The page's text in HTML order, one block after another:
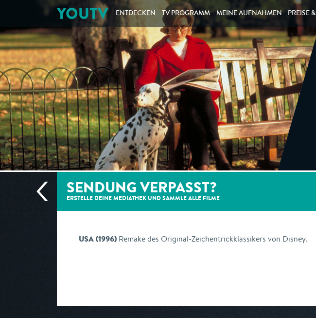
YOUTV ENTDECKEN TV PROGRAMM MEINEAUFNAHMEN PREISE &
SENDUNG VERPASST?
ERSTELLE DEINE MEDIATHEK UND SAMMLE ALLE FILME
USA (1996) Remake des Original-Zeichentrickklassikers von Disney.